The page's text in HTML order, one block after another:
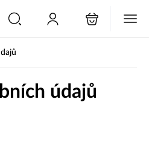
údajů